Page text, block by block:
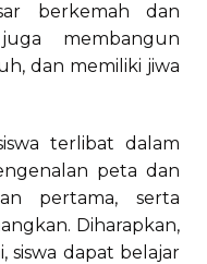
berkemah dan
membangun
dan memiliki jiwa
terlibat dalam
peta dan
pertama, serta
Diharapkan,
siswa dapat belajar